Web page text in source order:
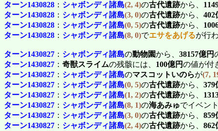
ターン1430828 ： シャボンディ諸島(2, 4)の古代遺跡から、
ターン1430828 ： シャボンディ諸島(3, 0)の古代遺跡から、 402
ターン1430828 ： シャボンディ諸島(0, 5)の古代遺跡から、
ターン1430828 ： シャボンディ諸島(8, 0)でエサをあげるが行
ターン1430827 ： シャボンディ諸島の動物園から、 38157億円
ターン1430827 ： 奇獣スライムの残骸には、 100億円の値が付
ターン1430827 ： シャボンディ諸島のマスコットいのらが(7,
ターン1430827 ： シャボンディ諸島(0, 5)の古代遺跡から、 379
ターン1430827 ： シャボンディ諸島(1, 2)の古代遺跡から、
ターン1430827 ： シャボンディ諸島(8, 1)の海あみゅでイベン
ターン1430827 ： シャボンディ諸島(3, 0)の古代遺跡から、 859
ターン1430827 ： シャボンディ諸島(2, 4)の古代遺跡から、 862